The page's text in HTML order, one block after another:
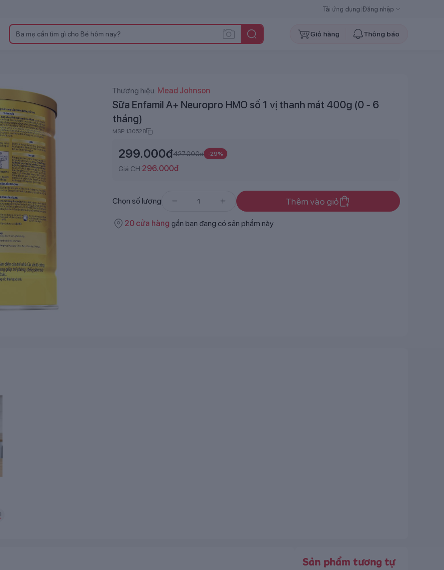
Tải ứng dụng Đăng nhập
Giỏ hàng Thông báo
Thương hiệu: Mead Johnson
Sữa Enfamil A+ Neuropro HMO số 1 vị thanh mát 400g (0 - 6
tháng)
MSP:130528
299.000đ427.000đ -29%
Giá CH:296.000đ
Chọn số lượng Thêm vào giỏ
20 cửa hàng gần bạn đang có sản phẩm này
Sản phẩm tương tự